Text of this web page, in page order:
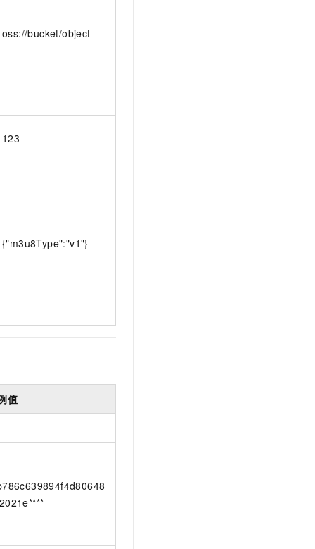
oss://bucket/object
123
{"m3u8Type":"v1"}
值